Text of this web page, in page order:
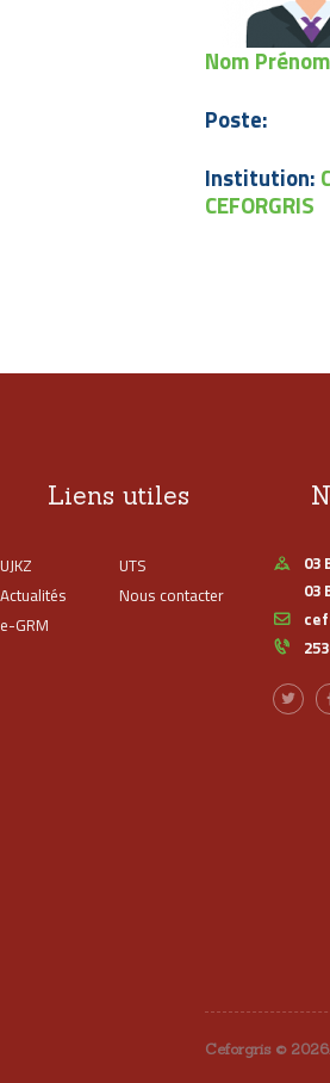
Nom Prénom
Poste:
Institution:
CEFORGRIS
Liens utiles
UJKZ
UTS
Actualités
Nous contacter
e-GRM
03
03
Ceforgris ©